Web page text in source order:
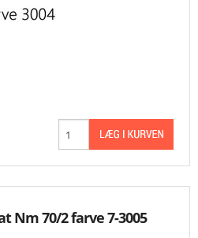
Nm 70/2 farve 7-3005